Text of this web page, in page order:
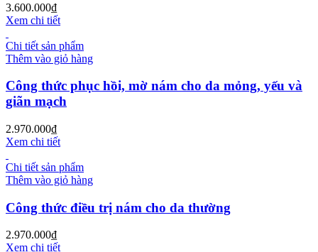
3.600.000₫
Xem chi tiết
Chi tiết sản phẩm
Thêm vào giỏ hàng
Công thức phục hồi, mờ nám cho da mỏng, yếu và
giãn mạch
2.970.000₫
Xem chi tiết
Chi tiết sản phẩm
Thêm vào giỏ hàng
Công thức điều trị nám cho da thường
2.970.000₫
Xem chi tiết